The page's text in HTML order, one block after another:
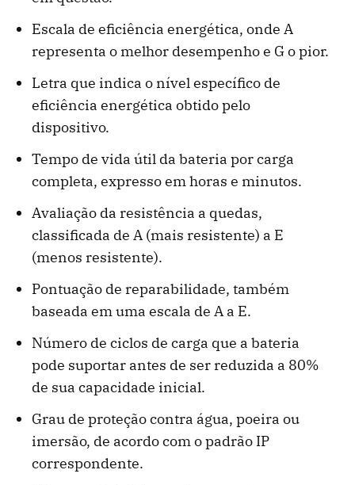
Escala de eficiência energética, onde A
representa o melhor desempenho e G o pior.
Letra que indica o nível específico de
eficiência energética obtido pelo
dispositivo.
Tempo de vida útil da bateria por carga
completa, expresso em horas e minutos.
Avaliação da resistência a quedas,
classificada de A (mais resistente) a E
(menos resistente).
Pontuação de reparabilidade, também
baseada em uma escala de A a E.
Número de ciclos de carga que a bateria
pode suportar antes de ser reduzida a 80%
de sua capacidade inicial.
Grau de proteção contra água, poeira ou
imersão, de acordo com o padrão IP
correspondente.